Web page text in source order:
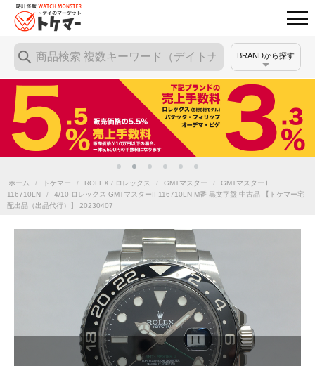
BRANDから探す
ホーム / トケマー / ROLEX / ロレックス / GMTマスター /
GMTマスターⅡ
116710LN
/
4/10 ロレックス GMTマスターII 116710LN M番 黒文字盤 中古品 【トケマー宅
配出品（出品代行）】 20230407